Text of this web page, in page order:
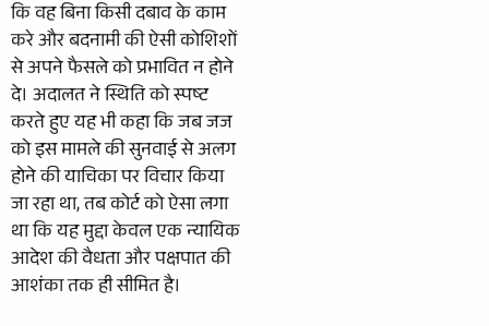
कि वह बिना किसी दबाव के काम
करे और बदनामी की ऐसी कोशिशों
से अपने फैसले को प्रभावित न होने
दे। अदालत ने स्थिति को स्पष्ट
करते हुए यह भी कहा कि जब जज
को इस मामले की सुनवाई से अलग
होने की याचिका पर विचार किया
जा रहा था, तब कोर्ट को ऐसा लगा
था कि यह मुद्दा केवल एक न्यायिक
आदेश की वैधता और पक्षपात की
आशंका तक ही सीमित है।